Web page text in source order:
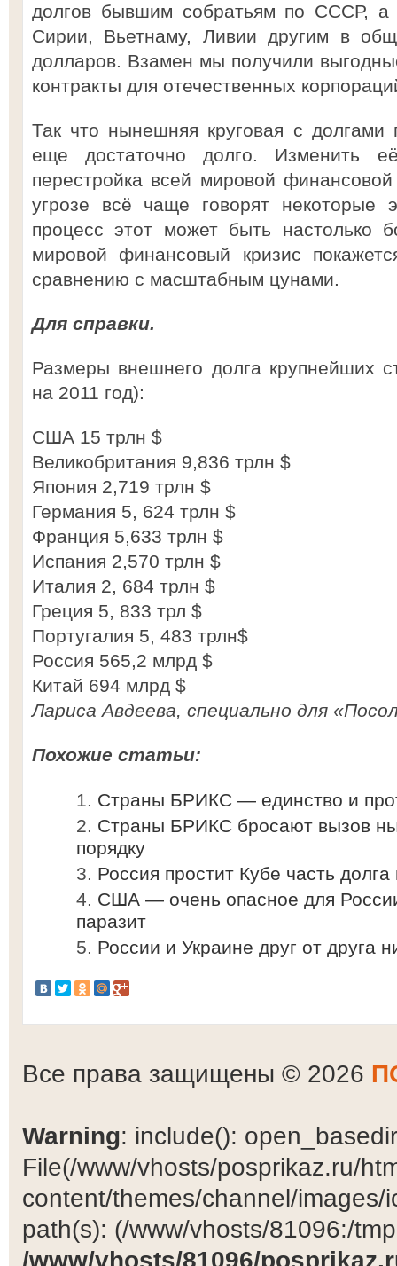
долгов бывшим собратьям по СССР, а
Сирии, Вьетнаму, Ливии другим в
долларов. Взамен мы получили
контракты для отечественных
Так что нынешняя круговая с долгами
еще достаточно долго. Изменить
перестройка всей мировой
угрозе всё чаще говорят некоторые
процесс этот может быть настолько
мировой финансовый кризис
сравнению с масштабным цунами.
Для справки.
Размеры внешнего долга крупнейших
на 2011 год):
США 15 трлн $
Великобритания 9,836 трлн $
Япония 2,719 трлн $
Германия 5, 624 трлн $
Франция 5,633 трлн $
Испания 2,570 трлн $
Италия 2, 684 трлн $
Греция 5, 833 трл $
Португалия 5, 483 трлн$
Россия 565,2 млрд $
Китай 694 млрд $
Лариса Авдеева, специально для
Похожие статьи:
Страны БРИКС — единство и
Страны БРИКС бросают вызов
порядку
Россия простит Кубе часть
США — очень опасное для
паразит
России и Украине друг от друга
Все права защищены © 2026
Warning: include():
File(/www/vhosts/posprikaz.ru/
content/themes/channel/
path(s): (/www/vhosts/81096:/
/www/vhosts/81096/